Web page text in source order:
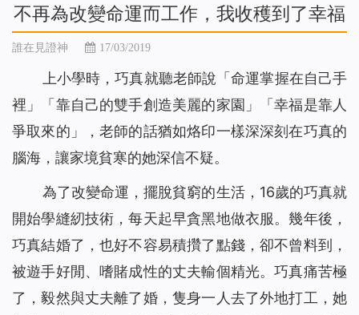
不再為改變命運而工作，我收穫到了幸福
誰在見證神 17/03/2019
上小學時，巧真就聽老師說「命運掌握在自己手
裡」「靠自己的雙手創造美麗的家園」「幸福是靠人
爭取來的」，老師的話猶如烙印一樣深深刻在巧真的
腦海，讓家境貧寒的她深信不疑。
為了改變命運，擺脫貧窮的生活，16歲的巧真就
開始學縫紉技術，每天起早貪黑地做衣服。幾年後，
巧真結婚了，也好不容易積攢了點錢，卻不曾料到，
被遊手好閒、嗜賭成性的丈夫輸個精光。巧真痛苦極
了，毅然與丈夫離了婚，隻身一人去了外地打工，她